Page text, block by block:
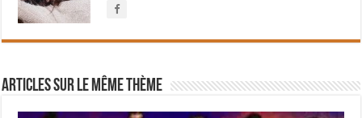
Articles sur le même thème